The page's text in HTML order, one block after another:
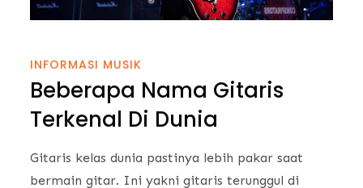
INFORMASI MUSIK
Beberapa Nama Gitaris
Terkenal Di Dunia
Gitaris kelas dunia pastinya lebih pakar saat
bermain gitar. Ini yakni gitaris terunggul di